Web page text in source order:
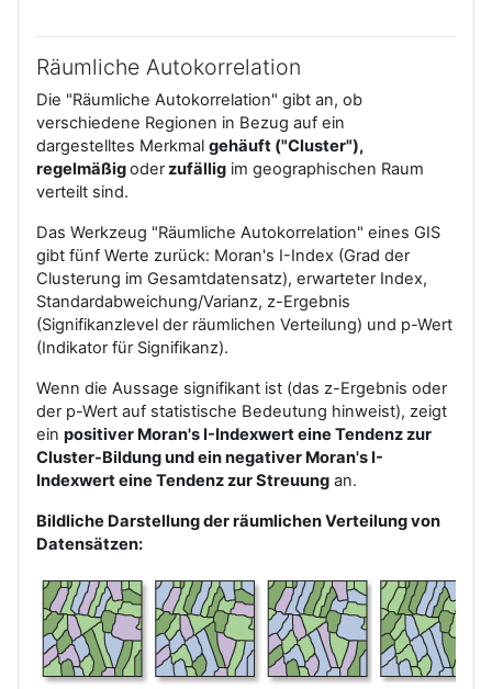
Räumliche Autokorrelation
Die "Räumliche Autokorrelation" gibt an, ob
verschiedene Regionen in Bezug auf ein
dargestelltes Merkmal gehäuft ("Cluster"),
regelmäßigoderzufällig im geographischen Raum
verteilt sind.
Das Werkzeug "Räumliche Autokorrelation" eines GIS
gibt fünf Werte zurück: Moran's I-Index (Grad der
Clusterung im Gesamtdatensatz), erwarteter Index,
Standardabweichung/Varianz, z-Ergebnis
(Signifikanzlevel der räumlichen Verteilung) und p-Wert
(Indikator für Signifikanz).
Wenn die Aussage signifikant ist (das z-Ergebnis oder
der p-Wert auf statistische Bedeutung hinweist), zeigt
ein positiver Moran's I-Indexwert eine Tendenz zur
Cluster-Bildung und ein negativer Moran's I-
Indexwert eine Tendenz zur Streuung an.
Bildliche Darstellung der räumlichen Verteilung von
Datensätzen: